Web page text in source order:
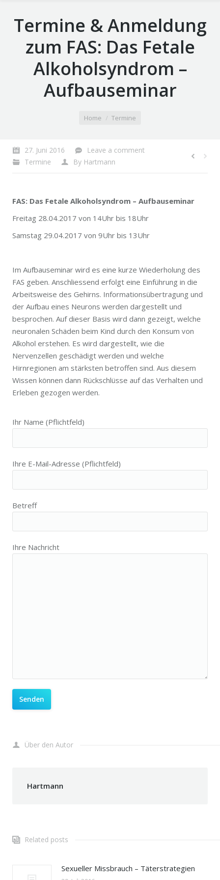
Termine & Anmeldung
zum FAS: Das Fetale
Alkoholsyndrom –
Aufbauseminar
Home Termine
27. Juni 2016
Leave a comment
Termine
By Hartmann
FAS: Das Fetale Alkoholsyndrom – Aufbauseminar
Freitag 28.04.2017 von 14Uhr bis 18Uhr
Samstag 29.04.2017 von 9Uhr bis 13Uhr
Im Aufbauseminar wird es eine kurze Wiederholung des
FAS geben. Anschliessend erfolgt eine Einführung in die
Arbeitsweise des Gehirns. Informationsübertragung und
der Aufbau eines Neurons werden dargestellt und
besprochen. Auf dieser Basis wird dann gezeigt, welche
neuronalen Schäden beim Kind durch den Konsum von
Alkohol erstehen. Es wird dargestellt, wie die
Nervenzellen geschädigt werden und welche
Hirnregionen am stärksten betroffen sind. Aus diesem
Wissen können dann Rückschlüsse auf das Verhalten und
Erleben gezogen werden.
Ihr Name (Pflichtfeld)
Ihre E-Mail-Adresse (Pflichtfeld)
Betreff
Ihre Nachricht
Über den Autor
Hartmann
Related posts
Sexueller Missbrauch – Täterstrategien